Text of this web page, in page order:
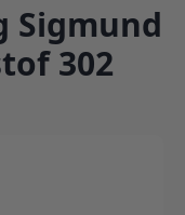
Sigmund
302